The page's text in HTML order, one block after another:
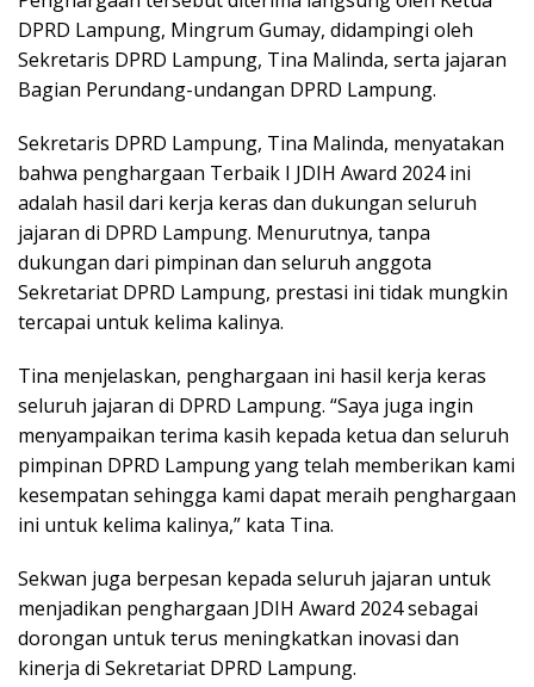
DPRD Lampung, Mingrum Gumay, didampingi oleh
Sekretaris DPRD Lampung, Tina Malinda, serta jajaran
Bagian Perundang-undangan DPRD Lampung.
Sekretaris DPRD Lampung, Tina Malinda, menyatakan
bahwa penghargaan Terbaik I JDIH Award 2024 ini
adalah hasil dari kerja keras dan dukungan seluruh
jajaran di DPRD Lampung. Menurutnya, tanpa
dukungan dari pimpinan dan seluruh anggota
Sekretariat DPRD Lampung, prestasi ini tidak mungkin
tercapai untuk kelima kalinya.
Tina menjelaskan, penghargaan ini hasil kerja keras
seluruh jajaran di DPRD Lampung. “Saya juga ingin
menyampaikan terima kasih kepada ketua dan seluruh
pimpinan DPRD Lampung yang telah memberikan kami
kesempatan sehingga kami dapat meraih penghargaan
ini untuk kelima kalinya,” kata Tina.
Sekwan juga berpesan kepada seluruh jajaran untuk
menjadikan penghargaan JDIH Award 2024 sebagai
dorongan untuk terus meningkatkan inovasi dan
kinerja di Sekretariat DPRD Lampung.